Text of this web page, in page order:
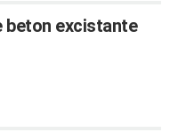
beton excistante